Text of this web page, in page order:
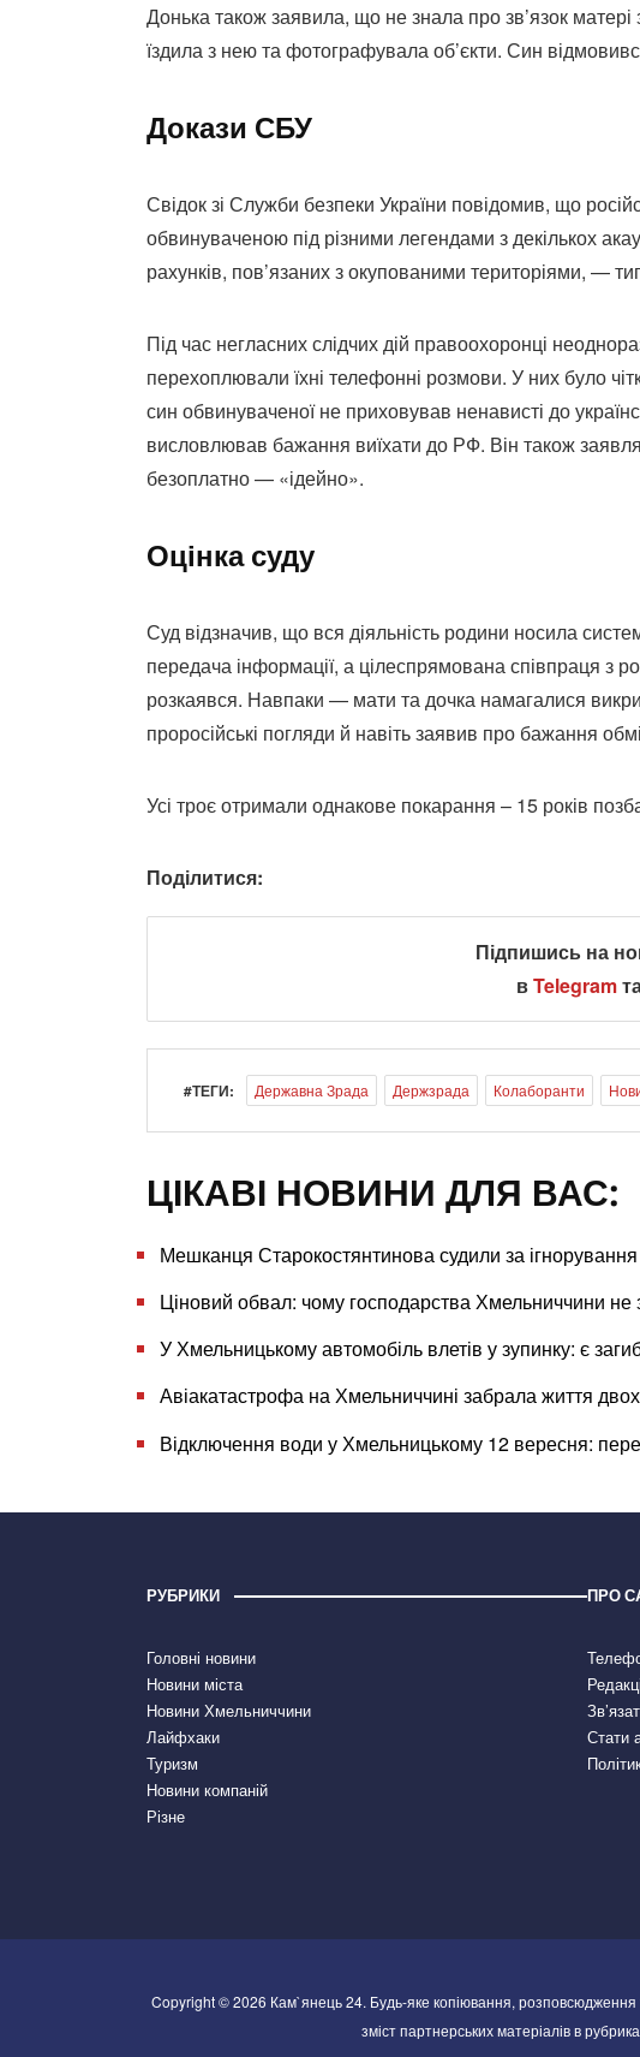
Донька також заявила, що не знала про зв’язок
їздила з нею та фотографувала об’єкти. Син
Докази СБУ
Свідок зі Служби безпеки України повідомив, що
обвинуваченою під різними легендами з декількох
рахунків, пов’язаних з окупованими територіями, —
Під час негласних слідчих дій правоохоронці
перехоплювали їхні телефонні розмови. У них було
син обвинуваченої не приховував ненависті до
висловлював бажання виїхати до РФ. Він також
безоплатно — «ідейно».
Оцінка суду
Суд відзначив, що вся діяльність родини носила
передача інформації, а цілеспрямована співпраця з
розкаявся. Навпаки — мати та дочка намагалися
проросійські погляди й навіть заявив про бажання
Усі троє отримали однакове покарання – 15 років
Поділитися:
Підпишись на
вTelegram
#ТЕГИ: Державна Зрада Держзрада Колаборанти
ЦІКАВІ НОВИНИ ДЛЯ ВАС:
Мешканця Старокостянтинова судили за ігнорування
Ціновий обвал: чому господарства Хмельниччини
У Хмельницькому автомобіль влетів у зупинку: є
Авіакатастрофа на Хмельниччині забрала життя двох
Відключення води у Хмельницькому 12 вересня:
РУБРИКИ
Головні новини
Новини міста
Новини Хмельниччини
Лайфхаки
Туризм
Новини компаній
Різне
ПРО
Стати
Copyright © 2026 Кам`янець 24. Будь-яке копіювання, розповсюдження
зміст партнерських матеріалів в